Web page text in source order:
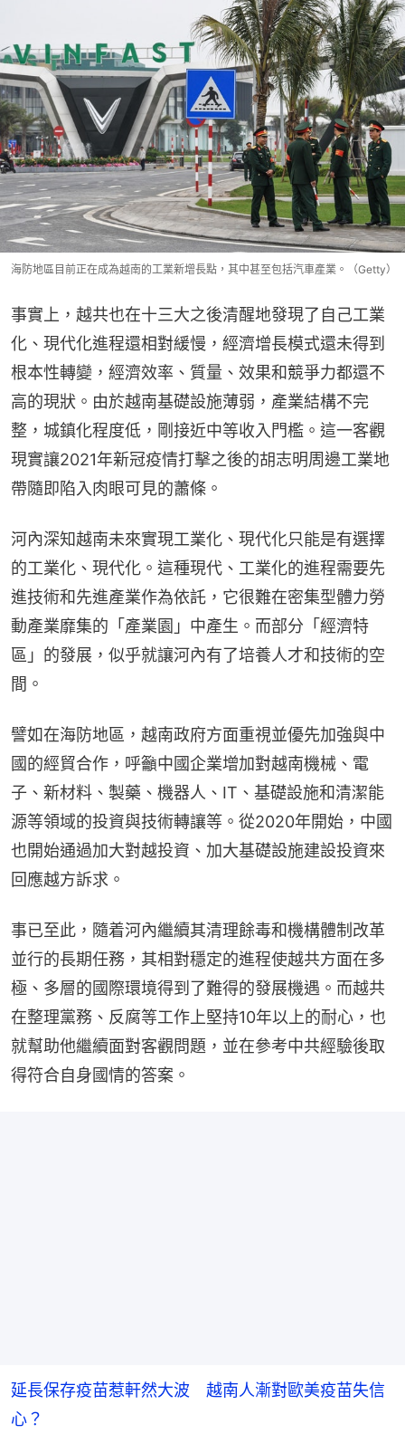
海防地區目前正在成為越南的工業新增長點，其中甚至包括汽車產業。（Getty）
事實上，越共也在十三大之後清醒地發現了自己工業
化、現代化進程還相對緩慢，經濟增長模式還未得到
根本性轉變，經濟效率、質量、效果和競爭力都還不
高的現狀。由於越南基礎設施薄弱，產業結構不完
整，城鎮化程度低，剛接近中等收入門檻。這一客觀
現實讓2021年新冠疫情打擊之後的胡志明周邊工業地
帶隨即陷入肉眼可見的蕭條。
河內深知越南未來實現工業化、現代化只能是有選擇
的工業化、現代化。這種現代、工業化的進程需要先
進技術和先進產業作為依託，它很難在密集型體力勞
動產業靡集的「產業園」中產生。而部分「經濟特
區」的發展，似乎就讓河內有了培養人才和技術的空
間。
譬如在海防地區，越南政府方面重視並優先加強與中
國的經貿合作，呼籲中國企業增加對越南機械、電
子、新材料、製藥、機器人、IT、基礎設施和清潔能
源等領域的投資與技術轉讓等。從2020年開始，中國
也開始通過加大對越投資、加大基礎設施建設投資來
回應越方訴求。
事已至此，隨着河內繼續其清理餘毒和機構體制改革
並行的長期任務，其相對穩定的進程使越共方面在多
極、多層的國際環境得到了難得的發展機遇。而越共
在整理黨務、反腐等工作上堅持10年以上的耐心，也
就幫助他繼續面對客觀問題，並在參考中共經驗後取
得符合自身國情的答案。
延長保存疫苗惹軒然大波 越南人漸對歐美疫苗失信
心？